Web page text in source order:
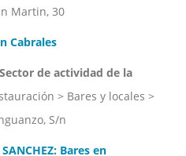
Martin, 30
Cabrales
Sector de actividad de la
> Bares y locales >
S/n
Bares en